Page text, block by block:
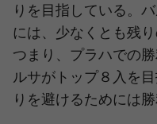
りを目指している。
には、少なくとも残
つまり、プラハでの
ルサがトップ８入を
りを避けるためには